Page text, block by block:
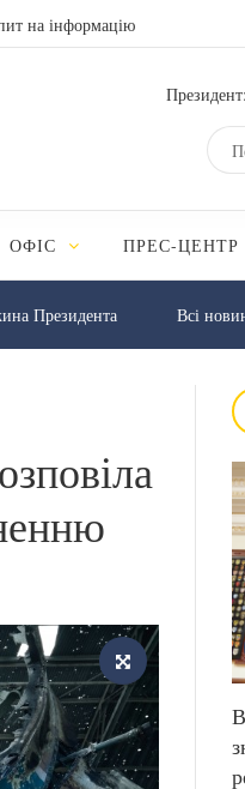
на інформацію
Президент:
ОФІС ПРЕС-ЦЕНТР
Президента Всі